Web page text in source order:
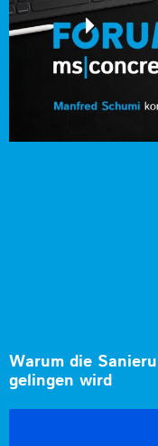
Warum die
gelingen wird